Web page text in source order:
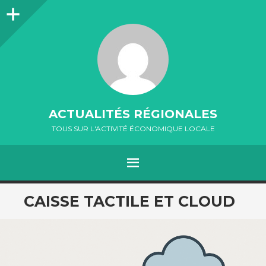
Colonne
ACTUALITÉS RÉGIONALES
TOUS SUR L'ACTIVITÉ ÉCONOMIQUE LOCALE
MENU
ALLER
AU
CAISSE TACTILE ET CLOUD